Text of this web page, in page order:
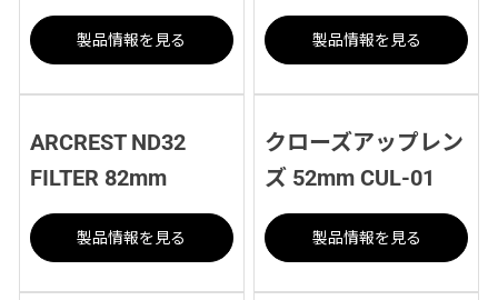
製品情報を見る 製品情報を見る
ARCREST ND32
FILTER 82mm
製品情報を見る
クローズアップレン
ズ 52mm CUL-01
製品情報を見る